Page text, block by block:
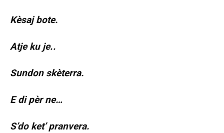
Kèsaj bote.
Atje ku je..
Sundon skèterra.
E di pèr ne…
S’do ket’ pranvera.